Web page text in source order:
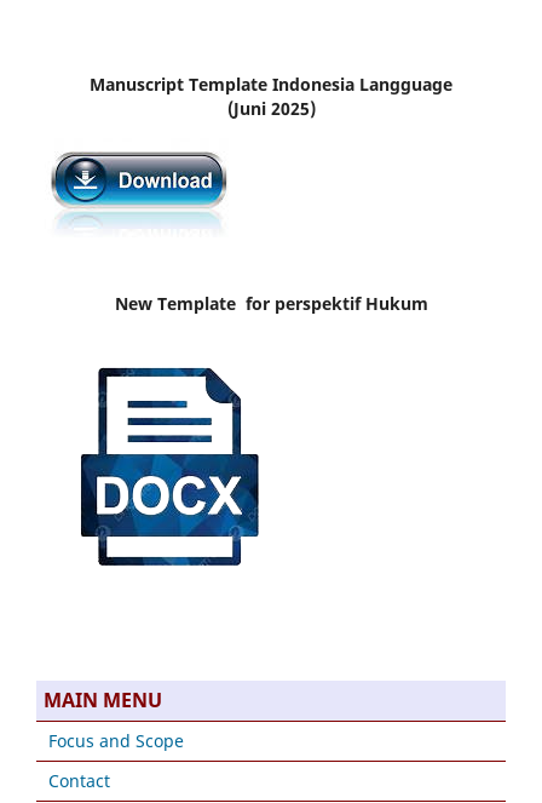
Manuscript Template Indonesia Langguage
(Juni 2025)
New Template for perspektif Hukum
MAIN MENU
Focus and Scope
Contact